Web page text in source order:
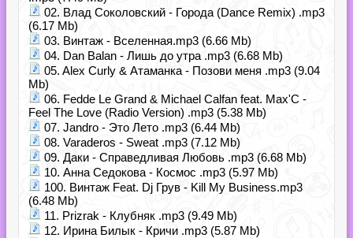
02. Влад Соколовский - Города (Dance Remix) .mp3
(6.17 Mb)
03. Винтаж - Вселенная.mp3 (6.66 Mb)
04. Dan Balan - Лишь до утра .mp3 (6.68 Mb)
05. Alex Curly & Атаманка - Позови меня .mp3 (9.04
Mb)
06. Fedde Le Grand & Michael Calfan feat. Max'C -
Feel The Love (Radio Version) .mp3 (5.38 Mb)
07. Jandro - Это Лето .mp3 (6.44 Mb)
08. Varaderos - Sweat .mp3 (7.12 Mb)
09. Даки - Справедливая Любовь .mp3 (6.68 Mb)
10. Анна Седокова - Космос .mp3 (5.97 Mb)
100. Винтаж Feat. Dj Грув - Kill My Business.mp3
(6.48 Mb)
11. Prizrak - Клубняк .mp3 (9.49 Mb)
12. Ирина Билык - Кричи .mp3 (5.87 Mb)